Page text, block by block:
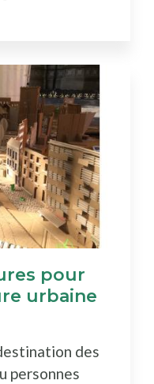
pour
urbaine
des
personnes